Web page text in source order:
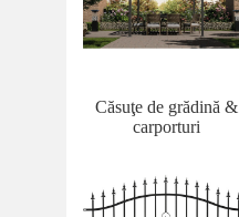
Căsuţe de grădină &
carporturi